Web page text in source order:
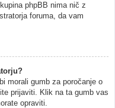
phpBB nima nič z
foruma, da vam
morali gumb za poročanje o
prijaviti. Klik na ta gumb vas
opraviti.